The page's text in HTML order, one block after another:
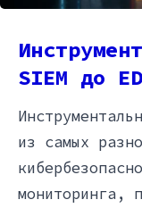
SIEM до
из самых
мониторинга,